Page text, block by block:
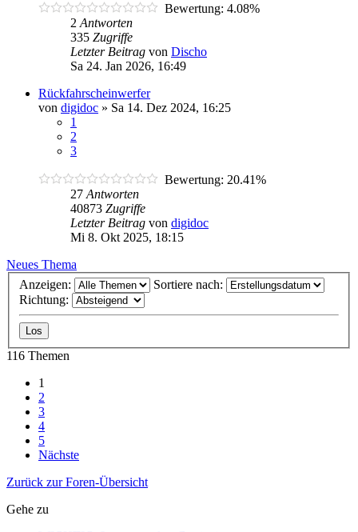
Bewertung: 4.08%
2 Antworten
335 Zugriffe
Letzter Beitrag von Discho
Sa 24. Jan 2026, 16:49
Rückfahrscheinwerfer
von digidoc » Sa 14. Dez 2024, 16:25
1
2
3
Bewertung: 20.41%
27 Antworten
40873 Zugriffe
Letzter Beitrag von digidoc
Mi 8. Okt 2025, 18:15
Neues Thema
Anzeigen:
Sortiere nach:
Richtung:
116 Themen
1
2
3
4
5
Nächste
Zurück zur Foren-Übersicht
Gehe zu